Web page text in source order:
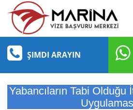
ŞIMDI ARAYIN
Yabancıların Tabi